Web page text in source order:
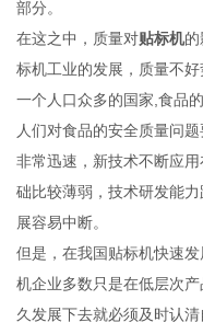
部分。
在这之中，质量对贴标机的
标机工业的发展，质量不
一个人口众多的国家,食品
人们对食品的安全质量问
非常迅速，新技术不断应
础比较薄弱，技术研发能
展容易中断。
但是，在我国贴标机快速
机企业多数只是在低层次
久发展下去就必须及时认